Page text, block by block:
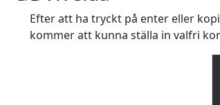
Efter att ha tryckt på enter eller
kommer att kunna ställa in valfri